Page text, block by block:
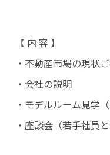
【 内 容 】
・不動産市場の現状
・会社の説明
・モデルルーム見学
・座談会（若手社員